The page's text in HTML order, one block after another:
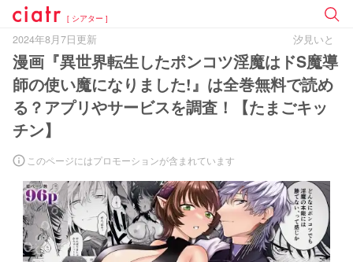
[ シアター ]
2024年8月7日更新 汐見いと
漫画『異世界転生したポンコツ淫魔はドS魔導
師の使い魔になりました!』は全巻無料で読め
る？アプリやサービスを調査！【たまごキッ
チン】
このページにはプロモーションが含まれています